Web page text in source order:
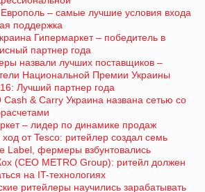
– самые лучшие условия входа
поддержка
Гипермаркет – победитель в
партнер года
назвали лучших поставщиков –
Национальной Премии Украины
Лучший партнер года
Cash & Carry Украина названа сетью со
– лидер по динамике продаж
от Tesco: ритейлер создал семь
Label, фермеры взбунтовались
(CEO METRO Group): ритейл должен
на IT-технологиях
ритейлеры научились зарабатывать